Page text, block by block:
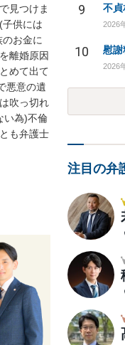
見つけま
供には
お金に
離婚原因
めて出て
悪意の遺
吹っ切れ
い為)不倫
も弁護士
9
2026
10
2026
注目の弁